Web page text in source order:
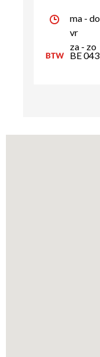
ma - do
vr
za - zo
BE